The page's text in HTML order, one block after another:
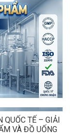
QUỐC TẾ – GIẢI
VÀ ĐỒ UỐNG